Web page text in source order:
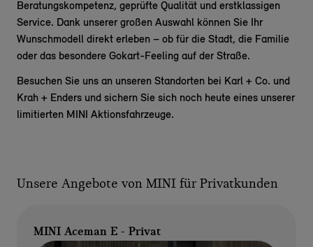
Beratungskompetenz, geprüfte Qualität und erstklassigen
Service. Dank unserer großen Auswahl können Sie Ihr
Wunschmodell direkt erleben – ob für die Stadt, die Familie
oder das besondere Gokart-Feeling auf der Straße.
Besuchen Sie uns an unseren Standorten bei Karl + Co. und
Krah + Enders und sichern Sie sich noch heute eines unserer
limitierten MINI Aktionsfahrzeuge.
Unsere Angebote von MINI für Privatkunden
MINI Aceman E - Privat